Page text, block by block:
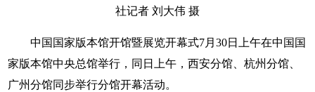
社记者 刘大伟 摄
中国国家版本馆开馆暨展览开幕式7月30日上午在中国国
家版本馆中央总馆举行，同日上午，西安分馆、杭州分馆、
广州分馆同步举行分馆开幕活动。